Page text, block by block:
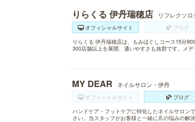
りらくる 伊丹瑞穂店 リフレクソ
オフィシャルサイト
ブログ
りらくる 伊丹瑞穂店は、もみほぐしコース15分
300店舗以上を展開、通いやすさも抜群です。メデ
MY DEAR ネイルサロン・伊丹
オフィシャルサイト
ブログ
ハンドケア・フットケアに特化したネイルサロン
さい。当スタッフがお客様と一緒に爪の悩みの解決